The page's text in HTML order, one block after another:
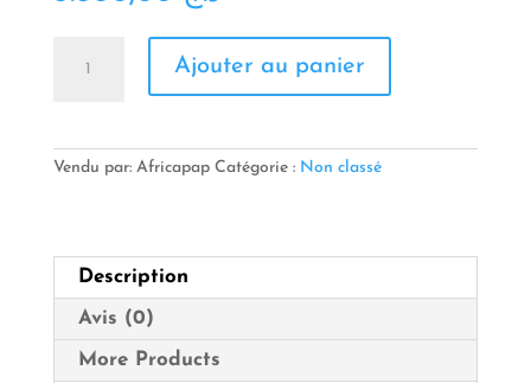
intérieure Dahua
Ajouter au panier
Vendu par: Africapap Catégorie : Non classé
Description
Avis (0)
More Products